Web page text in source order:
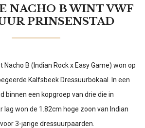
NACHO B WINT VWF
PRINSENSTAD
B (Indian Rock x Easy Game) won op
Kalfsbeek Dressuurbokaal. In een
binnen een kopgroep van drie die in
lag won de 1.82cm hoge zoon van Indian
3-jarige dressuurpaarden.